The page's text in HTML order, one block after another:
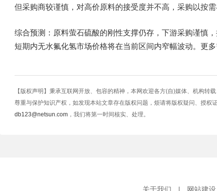
但采购商较谨慎，对高价原料的接受度并不高，采购以按
综合预测：原料萤石硫酸的刚性支撑仍存，下游采购谨慎
短期内无水氟化氢市场价格将在当前区间内窄幅波动。更
【版权声明】秉承互联网开放、包容的精神，本网欢迎各方(自)媒体、机构转
尊重与保护知识产权，如发现本站文章存在版权问题，烦请将版权疑问、授权
db123@netsun.com ，我们将第一时间核实、处理。
关于我们 | 网站建设